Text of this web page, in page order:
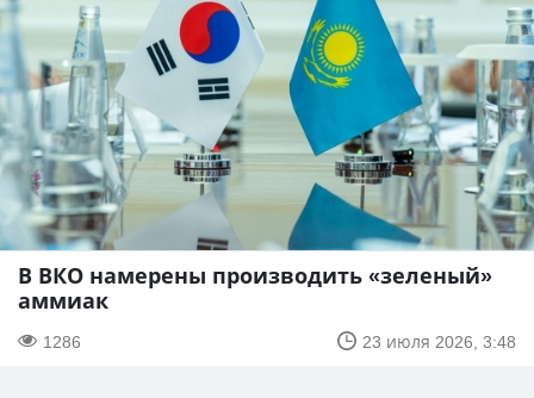
В ВКО намерены производить «зеленый»
аммиак
1286 23 июля 2026, 3:48